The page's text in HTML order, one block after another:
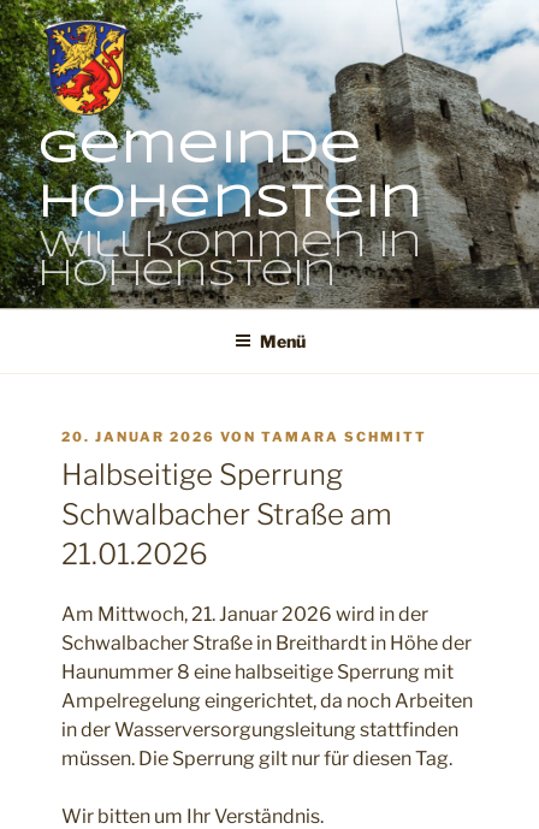
Zum
Inhalt
springen
Gemeinde
Hohenstein
Willkommen in
Hohenstein
Menü
VERÖFFENTLICHT
AM
20. JANUAR 2026 VONTAMARA SCHMITT
Halbseitige Sperrung
Schwalbacher Straße am
21.01.2026
Am Mittwoch, 21. Januar 2026 wird in der
Schwalbacher Straße in Breithardt in Höhe der
Haunummer 8 eine halbseitige Sperrung mit
Ampelregelung eingerichtet, da noch Arbeiten
in der Wasserversorgungsleitung stattfinden
müssen. Die Sperrung gilt nur für diesen Tag.
Wir bitten um Ihr Verständnis.